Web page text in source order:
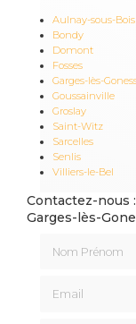
Aulnay-sous-Bois
Bondy
Domont
Fosses
Garges-lès-
Goussainville
Groslay
Saint-Witz
Sarcelles
Senlis
Villiers-le-Bel
Contactez-nous
Garges-lès-